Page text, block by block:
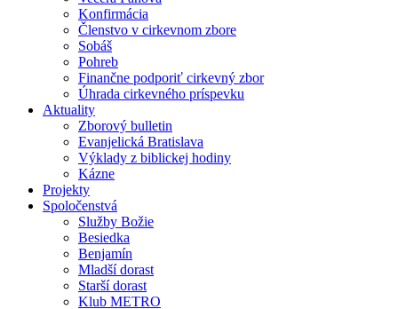
Konfirmácia
Členstvo v cirkevnom zbore
Sobáš
Pohreb
Finančne podporiť cirkevný zbor
Úhrada cirkevného príspevku
Aktuality
Zborový bulletin
Evanjelická Bratislava
Výklady z biblickej hodiny
Kázne
Projekty
Spoločenstvá
Služby Božie
Besiedka
Benjamín
Mladší dorast
Starší dorast
Klub METRO